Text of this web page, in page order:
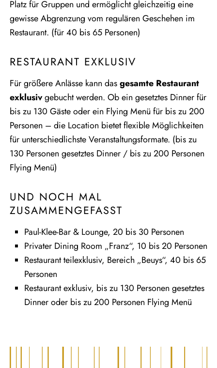
Platz für Gruppen und ermöglicht gleichzeitig eine
gewisse Abgrenzung vom regulären Geschehen im
Restaurant. (für 40 bis 65 Personen)
RESTAURANT EXKLUSIV
Für größere Anlässe kann dasgesamte Restaurant
exklusivgebucht werden. Ob ein gesetztes Dinner für
bis zu 130 Gäste oder ein Flying Menü für bis zu 200
Personen – die Location bietet flexible Möglichkeiten
für unterschiedlichste Veranstaltungsformate. (bis zu
130 Personen gesetztes Dinner / bis zu 200 Personen
Flying Menü)
UND NOCH MAL
ZUSAMMENGEFASST
Paul-Klee-Bar & Lounge, 20 bis 30 Personen
Privater Dining Room „Franz“, 10 bis 20 Personen
Restaurant teilexklusiv, Bereich „Beuys“, 40 bis 65
Personen
Restaurant exklusiv, bis zu 130 Personen gesetztes
Dinner oder bis zu 200 Personen Flying Menü